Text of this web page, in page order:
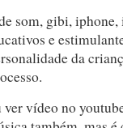
som, gibi,
e
da
vídeo no